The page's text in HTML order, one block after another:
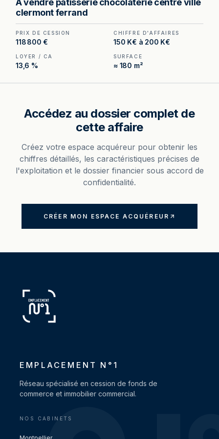
compris dans le bail, outil de production
d'environ 110 m² et implantation en angle.
A vendre patisserie chocolaterie centre ville
clermont ferrand
PRIX DE CESSION
118 800 €
CHIFFRE D'AFFAIRES
150 K€ à 200 K€
LOYER / CA
13,6 %
SURFACE
≈ 180 m²
Accédez au dossier complet de
cette affaire
Créez votre espace acquéreur pour obtenir les
chiffres détaillés, les caractéristiques précises de
l'exploitation et le dossier financier sous accord de
confidentialité.
CRÉER MON ESPACE ACQUÉREUR
EMPLACEMENT N°1
Réseau spécialisé en cession de fonds de
commerce et immobilier commercial.
NOS CABINETS